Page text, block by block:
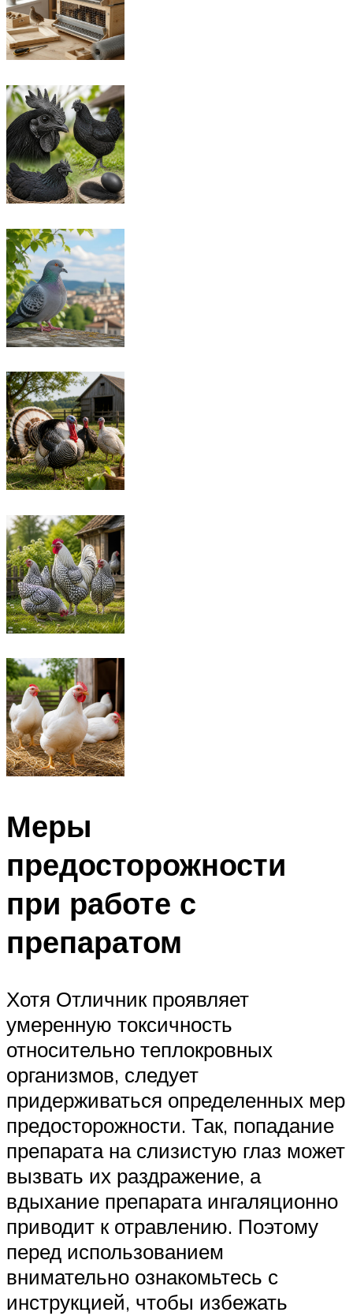
Меры
предосторожности
при работе с
препаратом
Хотя Отличник проявляет
умеренную токсичность
относительно теплокровных
организмов, следует
придерживаться определенных мер
предосторожности. Так, попадание
препарата на слизистую глаз может
вызвать их раздражение, а
вдыхание препарата ингаляционно
приводит к отравлению. Поэтому
перед использованием
внимательно ознакомьтесь с
инструкцией, чтобы избежать